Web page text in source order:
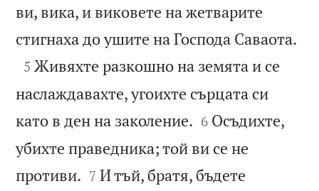
ви, вика, и виковете на жетварите
стигнаха до ушите на Господа Саваота.

5 Живяхте разкошно на земята и се
наслаждавахте, угоихте сърцата си
като в ден на заколение. 

6 Осъдихте,
убихте праведника; той ви се не
противи. 

7 И тъй, братя, бъдете